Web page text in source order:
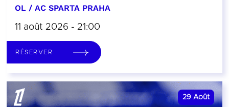
OL / AC SPARTA PRAHA
11 août 2026 - 21:00
RÉSERVER
29 Août